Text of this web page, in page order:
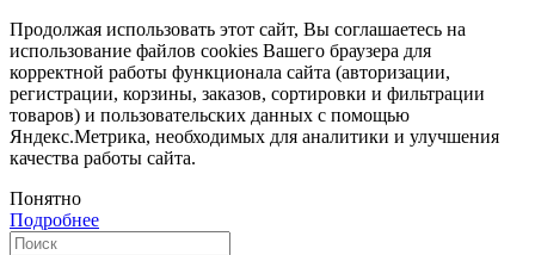
Продолжая использовать этот сайт, Вы соглашаетесь на
использование файлов cookies Вашего браузера для
корректной работы функционала сайта (авторизации,
регистрации, корзины, заказов, сортировки и фильтрации
товаров) и пользовательских данных с помощью
Яндекс.Метрика, необходимых для аналитики и улучшения
качества работы сайта.
Понятно
Подробнее